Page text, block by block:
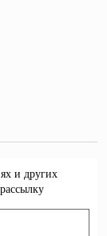
и других